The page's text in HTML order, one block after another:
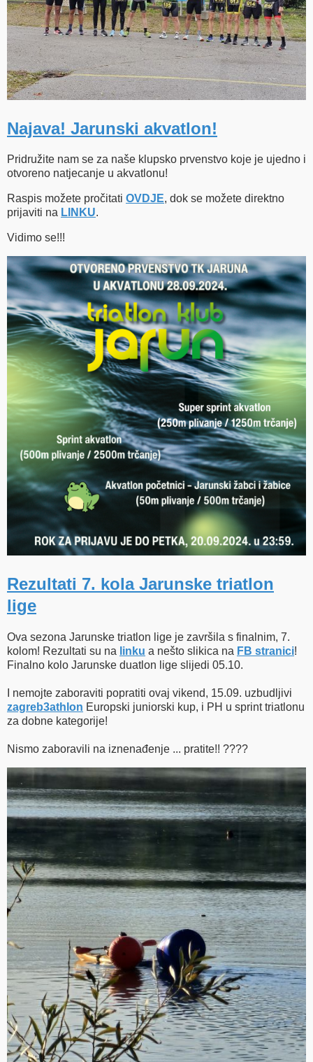
Najava! Jarunski akvatlon!
Pridružite nam se za naše klupsko prvenstvo koje je ujedno i
otvoreno natjecanje u akvatlonu!
Raspis možete pročitati OVDJE, dok se možete direktno
prijaviti na LINKU.
Vidimo se!!!
Rezultati 7. kola Jarunske triatlon
lige
Ova sezona Jarunske triatlon lige je završila s finalnim, 7.
kolom! Rezultati su na linku a nešto slikica na FB stranici!
Finalno kolo Jarunske duatlon lige slijedi 05.10.
I nemojte zaboraviti popratiti ovaj vikend, 15.09. uzbudljivi
zagreb3athlon Europski juniorski kup, i PH u sprint triatlonu
za dobne kategorije!
Nismo zaboravili na iznenađenje ... pratite!! ????